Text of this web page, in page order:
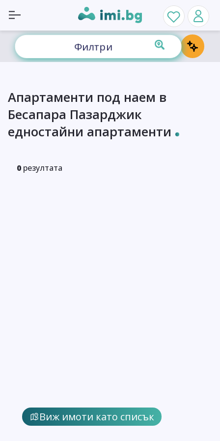
Филтри
Виж имоти като списък
Апартаменти под наем в
Бесапара Пазарджик
едностайни апартаменти
0 резултата